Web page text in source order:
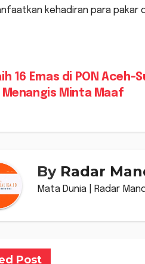
kehadiran para pakar
16 Emas di PON Aceh-
Menangis Minta Maaf
By Radar
Mata Dunia | Radar
Post